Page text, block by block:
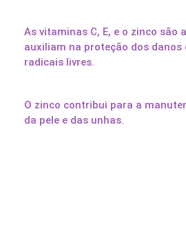
As vitaminas C, E, e o zinco são
auxiliam na proteção dos danos
radicais livres.
O zinco contribui para a
da pele e das unhas.